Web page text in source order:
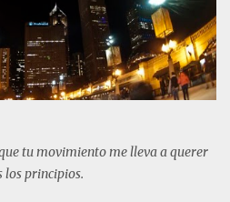
tu movimiento me lleva a querer
los principios.